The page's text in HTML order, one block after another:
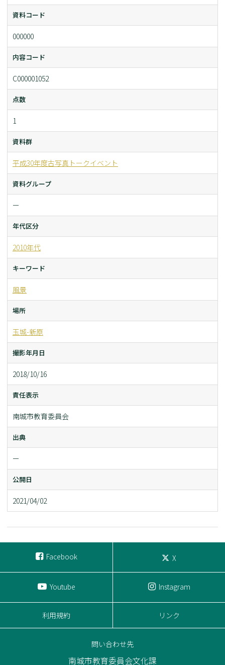
資料コード
000000
内容コード
C000001052
点数
1
資料群
平成30年度古写真トークイベント
資料グループ
ー
年代区分
2010年代
キーワード
風景
場所
玉城-新原
撮影年月日
2018/10/16
責任表示
南城市教育委員会
出典
ー
公開日
2021/04/02
Facebook X
Youtube Instagram
利用規約 リンク
問い合わせ先
南城市教育委員会文化課